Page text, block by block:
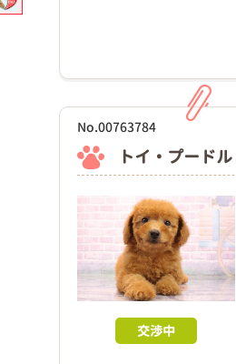
No.00763784
トイ・プードル
交渉中